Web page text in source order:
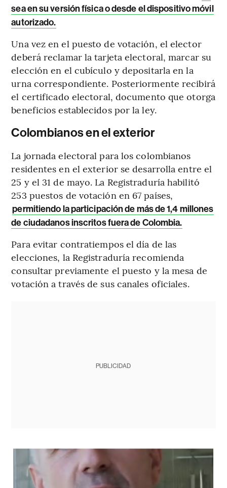
sea en su versión física o desde el dispositivo móvil
autorizado.
Una vez en el puesto de votación, el elector
deberá reclamar la tarjeta electoral, marcar su
elección en el cubículo y depositarla en la
urna correspondiente. Posteriormente recibirá
el certificado electoral, documento que otorga
beneficios establecidos por la ley.
Colombianos en el exterior
La jornada electoral para los colombianos
residentes en el exterior se desarrolla entre el
25 y el 31 de mayo. La Registraduría habilitó
253 puestos de votación en 67 países,
permitiendo la participación de más de 1,4 millones
de ciudadanos inscritos fuera de Colombia.
Para evitar contratiempos el día de las
elecciones, la Registraduría recomienda
consultar previamente el puesto y la mesa de
votación a través de sus canales oficiales.
PUBLICIDAD